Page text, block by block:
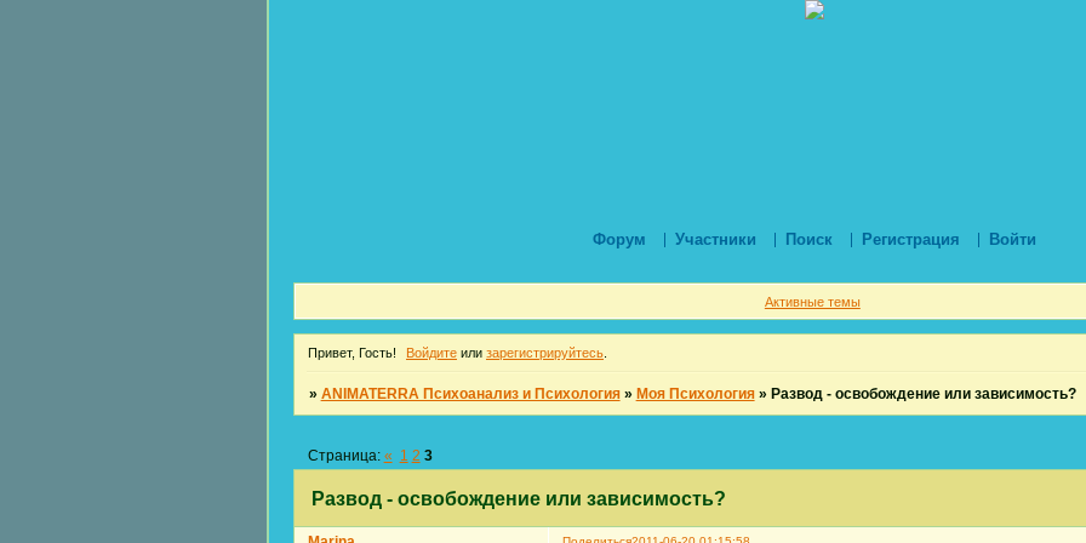
Форум Участники Поиск Регистрация Войти
Активные темы
Привет, Гость! Войдите или зарегистрируйтесь
» ANIMATERRA Психоанализ и Психология » Моя Психология » Развод - освобождение или зависимость?
Развод - освобождение или зависимость?
Страница: « 1 2 3